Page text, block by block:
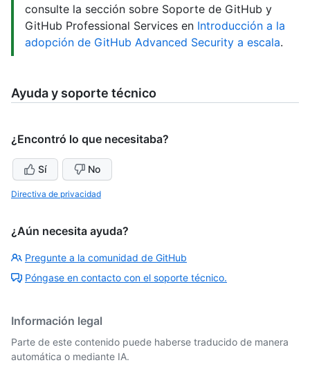
consulte la sección sobre Soporte de GitHub y
GitHub Professional Services en Introducción a la
adopción de GitHub Advanced Security a escala.
Ayuda y soporte técnico
¿Encontró lo que necesitaba?
Sí No
Directiva de privacidad
¿Aún necesita ayuda?
Pregunte a la comunidad de GitHub
Póngase en contacto con el soporte técnico.
Información legal
Parte de este contenido puede haberse traducido de manera
automática o mediante IA.